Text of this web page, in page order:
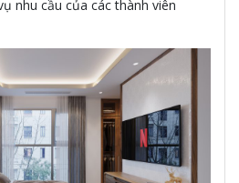
nhu cầu của các thành viên